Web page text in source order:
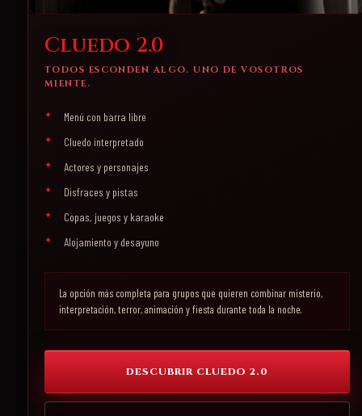
Cluedo 2.0
TODOS ESCONDEN ALGO. UNO DE VOSOTROS
MIENTE.
Menú con barra libre
Cluedo interpretado
Actores y personajes
Disfraces y pistas
Copas, juegos y karaoke
Alojamiento y desayuno
La opción más completa para grupos que quieren combinar misterio,
interpretación, terror, animación y fiesta durante toda la noche.
DESCUBRIR CLUEDO 2.0